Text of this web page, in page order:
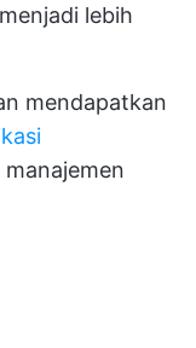
lebih
mendapatkan
manajemen